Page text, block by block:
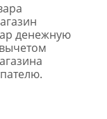
денежную